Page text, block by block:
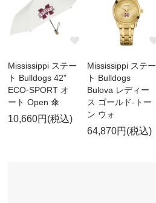
Mississippi ステー
ト Bulldogs 42"
ECO-SPORT オ
ート Open 傘
10,660円(税込)
Mississippi ステー
ト Bulldogs
Bulova レディー
ス ゴールド-トー
ン ウォ
64,870円(税込)